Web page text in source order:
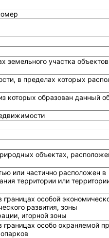
земельного участка объектов
в пределах которых
которых образован данный
объектах,
или частично расположен в
территории или
особой
развития, зоны
игорной зоны
особо охраняемой